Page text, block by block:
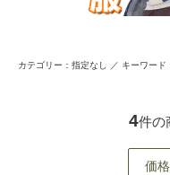
カテゴリー：指定なし ／ キーワー
4件の
価